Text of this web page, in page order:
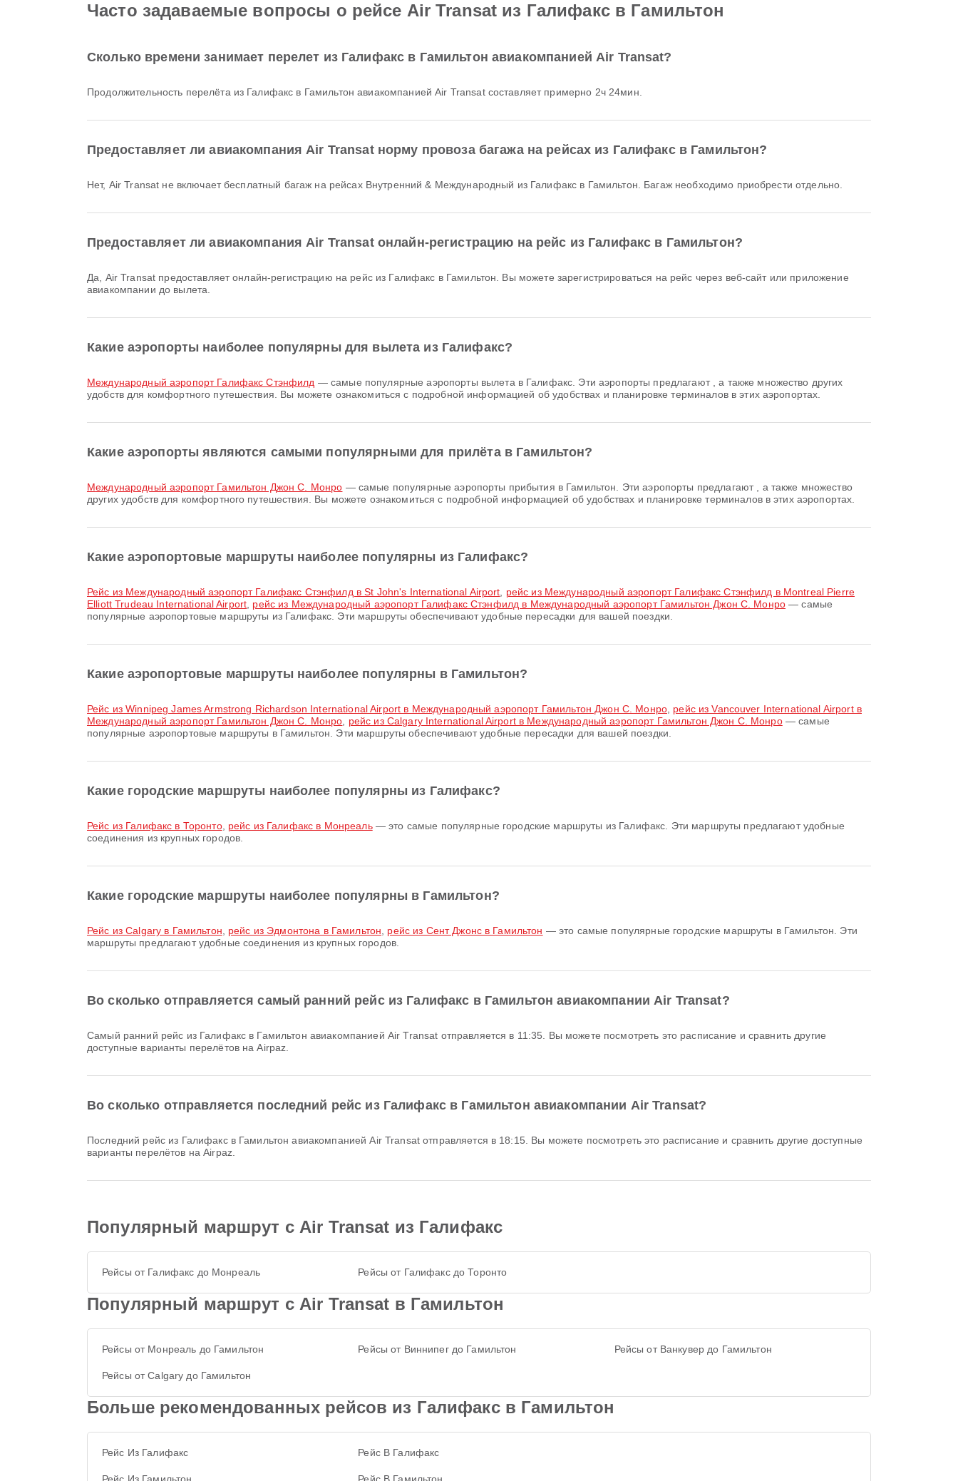
Часто задаваемые вопросы о рейсе Air Transat из Галифакс в Гамильтон
Сколько времени занимает перелет из Галифакс в Гамильтон авиакомпанией Air Transat?
Продолжительность перелёта из Галифакс в Гамильтон авиакомпанией Air Transat составляет примерно 2ч 24мин.
Предоставляет ли авиакомпания Air Transat норму провоза багажа на рейсах из Галифакс в Гамильтон?
Нет, Air Transat не включает бесплатный багаж на рейсах Внутренний & Международный из Галифакс в Гамильтон. Багаж необходимо приобрести отдельно.
Предоставляет ли авиакомпания Air Transat онлайн-регистрацию на рейс из Галифакс в Гамильтон?
Да, Air Transat предоставляет онлайн-регистрацию на рейс из Галифакс в Гамильтон. Вы можете зарегистрироваться на рейс через веб-сайт или приложение
авиакомпании до вылета.
Какие аэропорты наиболее популярны для вылета из Галифакс?
Международный аэропорт Галифакс Стэнфилд — самые популярные аэропорты вылета в Галифакс. Эти аэропорты предлагают , а также множество других
удобств для комфортного путешествия. Вы можете ознакомиться с подробной информацией об удобствах и планировке терминалов в этих аэропортах.
Какие аэропорты являются самыми популярными для прилёта в Гамильтон?
Международный аэропорт Гамильтон Джон С. Монро — самые популярные аэропорты прибытия в Гамильтон. Эти аэропорты предлагают , а также множество
других удобств для комфортного путешествия. Вы можете ознакомиться с подробной информацией об удобствах и планировке терминалов в этих аэропортах.
Какие аэропортовые маршруты наиболее популярны из Галифакс?
рейс из Международный аэропорт Галифакс Стэнфилд в St John's International Airport
рейс из Международный аэропорт Галифакс Стэнфилд в Montreal Pierre
Elliott Trudeau International Airport рейс из Международный аэропорт Галифакс Стэнфилд в Международный аэропорт Гамильтон Джон С. Монро — самые
популярные аэропортовые маршруты из Галифакс. Эти маршруты обеспечивают удобные пересадки для вашей поездки.
Какие аэропортовые маршруты наиболее популярны в Гамильтон?
рейс из Winnipeg James Armstrong Richardson International Airport в Международный аэропорт Гамильтон Джон С. Монро, рейс из Vancouver International Airport в
Международный аэропорт Гамильтон Джон С. Монро
рейс из Calgary International Airport в Международный аэропорт Гамильтон Джон С. Монро— самые
популярные аэропортовые маршруты в Гамильтон. Эти маршруты обеспечивают удобные пересадки для вашей поездки.
Какие городские маршруты наиболее популярны из Галифакс?
рейс из Галифакс в Торонто, рейс из Галифакс в Монреаль— это самые популярные городские маршруты из Галифакс. Эти маршруты предлагают удобные
соединения из крупных городов.
Какие городские маршруты наиболее популярны в Гамильтон?
рейс из Calgary в Гамильтон рейс из Эдмонтона в Гамильтон рейс из Сент Джонс в Гамильтон — это самые популярные городские маршруты в Гамильтон. Эти
маршруты предлагают удобные соединения из крупных городов.
Во сколько отправляется самый ранний рейс из Галифакс в Гамильтон авиакомпании Air Transat?
Самый ранний рейс из Галифакс в Гамильтон авиакомпанией Air Transat отправляется в 11:35. Вы можете посмотреть это расписание и сравнить другие
доступные варианты перелётов на Airpaz.
Во сколько отправляется последний рейс из Галифакс в Гамильтон авиакомпании Air Transat?
Последний рейс из Галифакс в Гамильтон авиакомпанией Air Transat отправляется в 18:15. Вы можете посмотреть это расписание и сравнить другие доступные
варианты перелётов на Airpaz.
Популярный маршрут с Air Transat из Галифакс
Рейсы от Галифакс до Монреаль Рейсы от Галифакс до Торонто
Популярный маршрут с Air Transat в Гамильтон
Рейсы от Монреаль до Гамильтон Рейсы от Виннипег до Гамильтон Рейсы от Ванкувер до Гамильтон
Рейсы от Calgary до Гамильтон
Больше рекомендованных рейсов из Галифакс в Гамильтон
Рейс Из Галифакс Рейс В Галифакс